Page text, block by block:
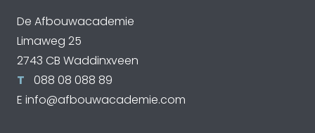
De Afbouwacademie
Limaweg 25
2743 CB Waddinxveen
T
088 08 088 89
E info@afbouwacademie.com